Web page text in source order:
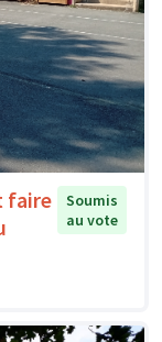
faire
Soumis
au vote